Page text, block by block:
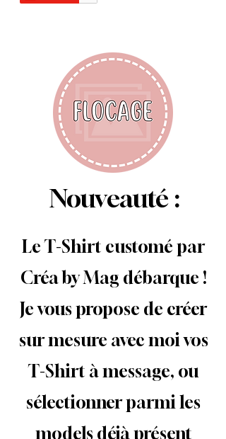
Nouveauté :
Le T-Shirt customé par
Créa by Mag débarque !
Je vous propose de créer
sur mesure avec moi vos
T-Shirt à message, ou
sélectionner parmi les
models déjà présent